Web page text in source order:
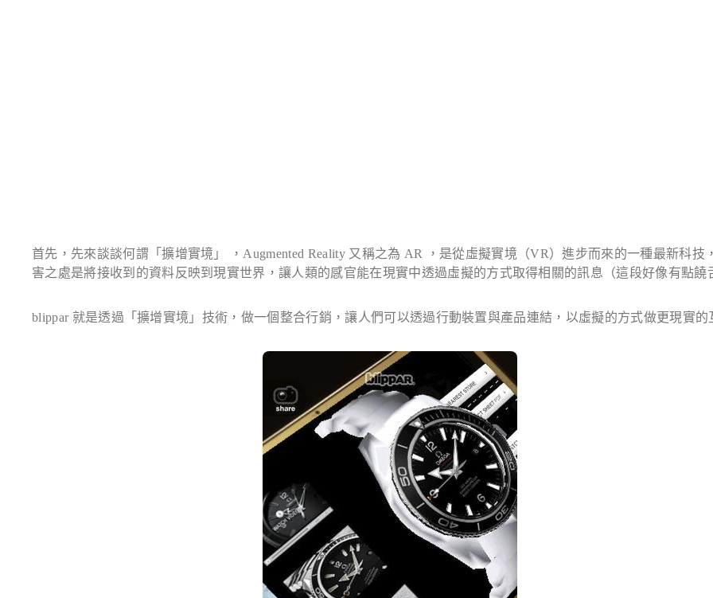
首先，先來談談何謂「擴增實境」 ， Augmented Reality又稱之為 AR ，是從虛擬實境（VR）進步而來的一種最新科技
害之處是將接收到的資料反映到現實世界，讓人類的感官能在現實中透過虛擬的方式取得相關的訊息（這段好像有點饒
blippar 就是透過「擴增實境」技術，做一個整合行銷，讓人們可以透過行動裝置與產品連結，以虛擬的方式做更現實的